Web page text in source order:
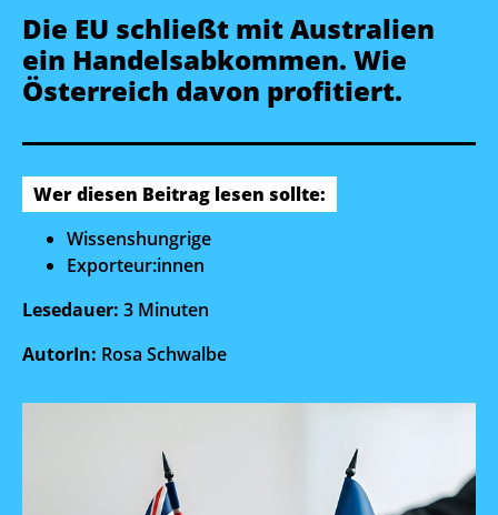
Die EU schließt mit Australien
ein Handels­abkommen. Wie
Österreich davon profitiert.
Wer diesen Beitrag lesen sollte:
Wissenshungrige
Exporteur:innen
Lesedauer: 3 Minuten
AutorIn: Rosa Schwalbe